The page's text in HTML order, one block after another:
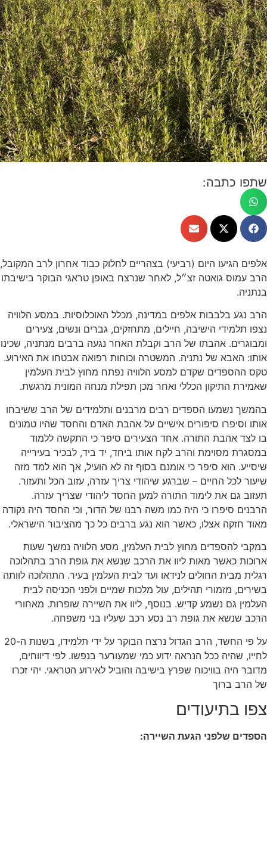
כתבה:
הגיעו היום (רביעי) בצהריים לחלוק כבוד אחרון לרב המקובל,
גואטה זצ״ל, לאחר שנרצח באופן טראגי הבוקר בישיבתו
בלבבות אלפים במדינה, מכלל האוכלוסיות. במסע הלוויה
הישיבה, חיילים, מתחזקים, גברים ונשים, צעירים
אהבתו של הרב וקבלת האחר נגעה ברבים מנתניה, שכינו
של נתניה. המשטרה וכוחות רפואה אבטחו את האירוע.
שקדם למסע הלוויה נפתח מחוץ לבית העלמין
התיקון הכללי ואחר מכן תפילת מנחה המונית מרגשת.
נשמעו הספדים רבים מרבנים ותלמידים של הרב ששיבחו
סיפורים אישיים על אהבת האדם והחסד שהיו טמונים
אהבת התורה. אחד הצעירים סיפר כי התקשה ללמוד
מסוימת והרב לקח אותו ביחד, יד ביד, לבכיר בעירייה
הוא סיפר כי אומנם בסוף זה לא הועיל, אך הוא למד מזה
לכל החיים – שברגע שיהודי צריך עזרה, עזוב הכל ותעזור.
גם את לימוד התורה למען החסד ליהודי שצריך עזרה.
סיפרו כי היה כמו משה רבנו של הדור, וכי החסד היה נקודה
אצלו, כאשר הוא נגע ברבים כל כך מהציבור הישראלי.
להספדים מחוץ לבית העלמין, מסע הלוויה נמשך שעות
כאשר מאות ליוו את הרכב שנשא את גופת הרב בתהלוכה
החולים לנידאו ועד לבית העלמין בעיר. התהלוכה לוותה
מזמורי תהילים, עול מלכות שמיים ולפני הכניסה לבית
גם נשמע קדיש. בנוסף, ליוו את השיירה שופרות. מאחורי
את גופת רב נסע רכב שעליו בני משפחה.
על פי החשד, הרב הגדול נרצח הבוקר על ידי תלמידו, בשנות ה-20
שהיה ככל הנראה ידוע כמי שמעורער בנפשו. לפי דיווחים,
בוויכוח שפרץ בישיבה והוביל לאירוע הטראגי. יהי זכרו
ברוך
שלפני הגעת השיירה: